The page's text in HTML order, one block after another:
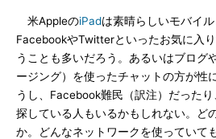
米AppleのiPadは素晴らしいモバイル
FacebookやTwitterといったお気に入
うことも多いだろう。あるいはブログ
ージング）を使ったチャットの方が性
うし、Facebook難民（訳注）だった
探している人もいるかもしれない。ど
か。どんなネットワークを使っていて